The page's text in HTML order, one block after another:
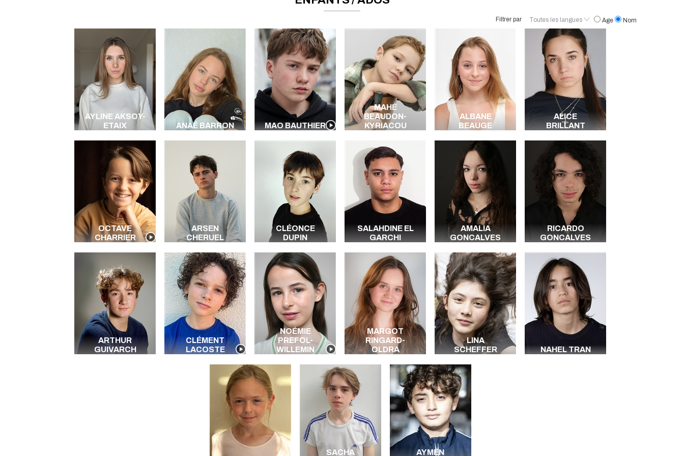
Filtrer par
Toutes les langues
Français
Anglais
Espagnol
Arabe
Italien
Toutes les langues
Age Nom
AYLINE AKSOY-
ETAIX
ANAÉ BARRON MAO BAUTHIER
MAHÉ
BEAUDON-
KYRIACOU
ALBANE
BEAUGE
ALICE
BRILLANT
OCTAVE
CHARRIER
ARSEN
CHERUEL
CLÉONCE
DUPIN
SALAHDINE EL
GARCHI
AMALIA
GONCALVES
RICARDO
GONCALVES
ARTHUR
GUIVARCH
CLÉMENT
LACOSTE
NOÉMIE
PREFOL-
WILLEMIN
MARGOT
RINGARD-
OLDRA
LINA
SCHEFFER
NAHEL TRAN
SACHA AYMEN